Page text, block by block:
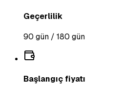
Geçerlilik
90 gün / 180 gün
Başlangıç fiyatı